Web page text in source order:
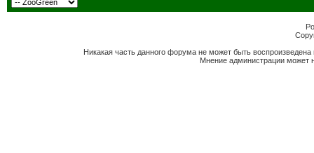
Никакая часть данного форума не может быть
Мнение администрации может